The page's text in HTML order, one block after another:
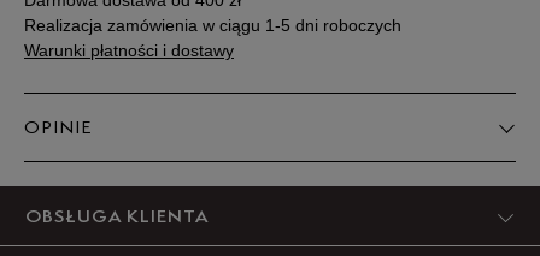
Realizacja zamówienia w ciągu 1-5 dni roboczych
Warunki płatności i dostawy
OPINIE
OBSŁUGA KLIENTA